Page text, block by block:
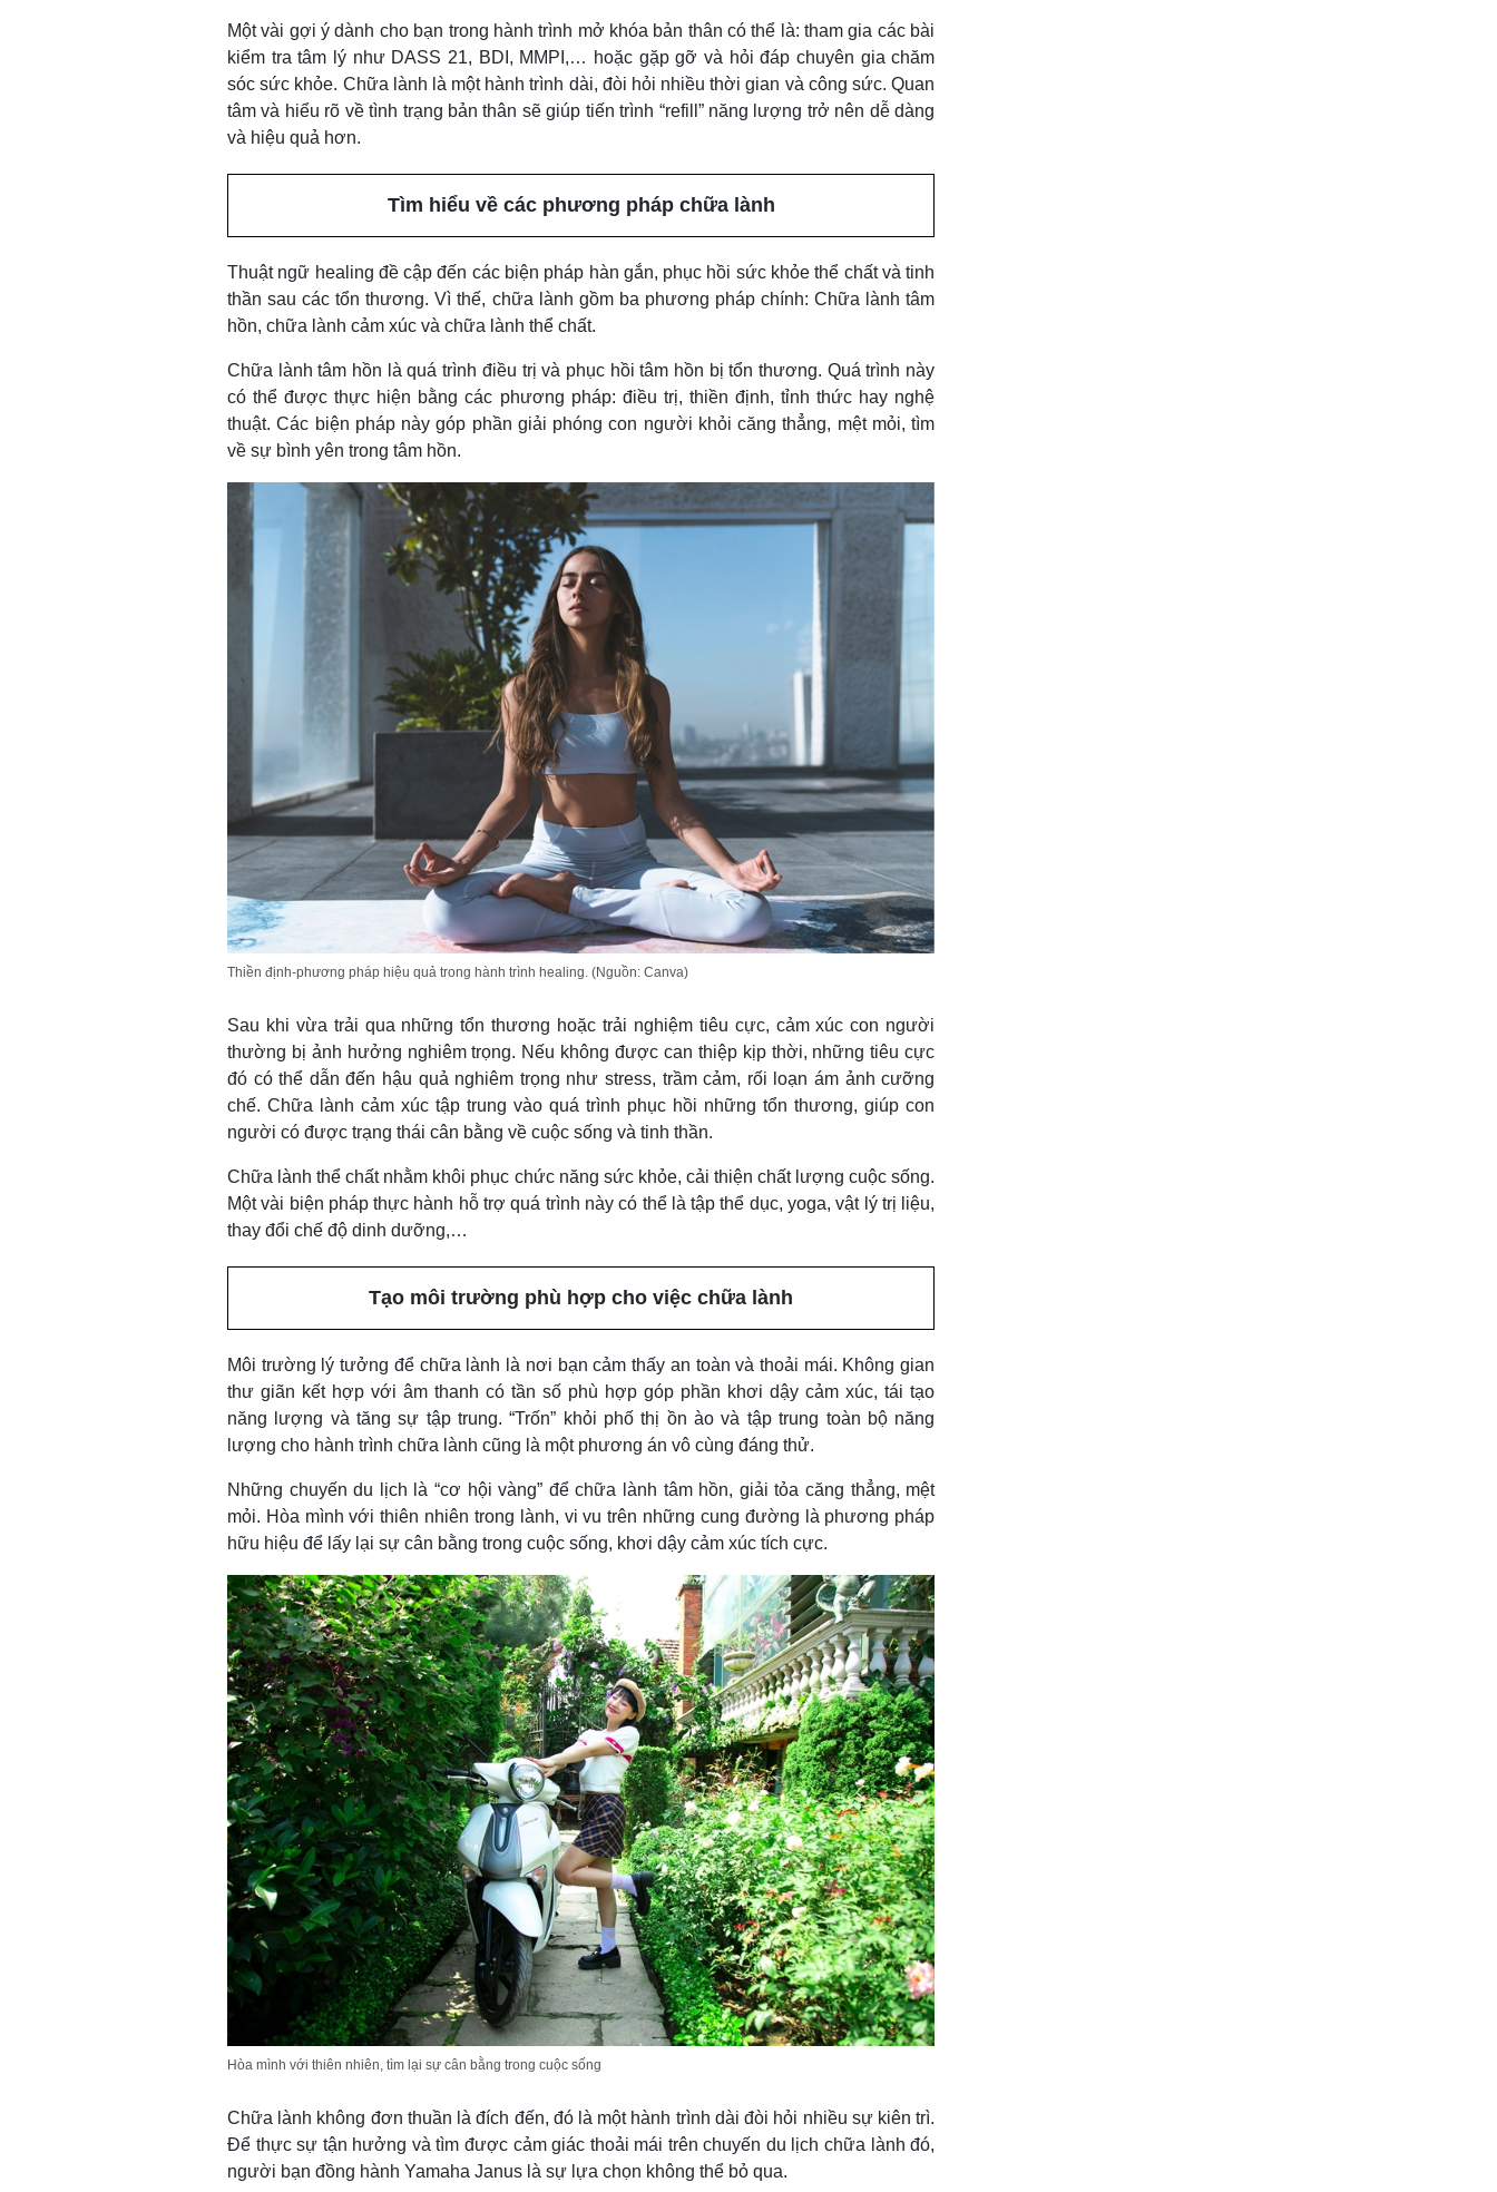
Một vài gợi ý dành cho bạn trong hành trình mở khóa bản thân có thể là: tham gia các bài
kiểm tra tâm lý như DASS 21, BDI, MMPI,… hoặc gặp gỡ và hỏi đáp chuyên gia chăm
sóc sức khỏe. Chữa lành là một hành trình dài, đòi hỏi nhiều thời gian và công sức. Quan
tâm và hiểu rõ về tình trạng bản thân sẽ giúp tiến trình “refill” năng lượng trở nên dễ dàng
và hiệu quả hơn.
Tìm hiểu về các phương pháp chữa lành
Thuật ngữ healing đề cập đến các biện pháp hàn gắn, phục hồi sức khỏe thể chất và tinh
thần sau các tổn thương. Vì thế, chữa lành gồm ba phương pháp chính: Chữa lành tâm
hồn, chữa lành cảm xúc và chữa lành thể chất.
Chữa lành tâm hồn là quá trình điều trị và phục hồi tâm hồn bị tổn thương. Quá trình này
có thể được thực hiện bằng các phương pháp: điều trị, thiền định, tỉnh thức hay nghệ
thuật. Các biện pháp này góp phần giải phóng con người khỏi căng thẳng, mệt mỏi, tìm
về sự bình yên trong tâm hồn.
Thiền định-phương pháp hiệu quả trong hành trình healing. (Nguồn: Canva)
Sau khi vừa trải qua những tổn thương hoặc trải nghiệm tiêu cực, cảm xúc con người
thường bị ảnh hưởng nghiêm trọng. Nếu không được can thiệp kịp thời, những tiêu cực
đó có thể dẫn đến hậu quả nghiêm trọng như stress, trầm cảm, rối loạn ám ảnh cưỡng
chế. Chữa lành cảm xúc tập trung vào quá trình phục hồi những tổn thương, giúp con
người có được trạng thái cân bằng về cuộc sống và tinh thần.
Chữa lành thể chất nhằm khôi phục chức năng sức khỏe, cải thiện chất lượng cuộc sống.
Một vài biện pháp thực hành hỗ trợ quá trình này có thể là tập thể dục, yoga, vật lý trị liệu,
thay đổi chế độ dinh dưỡng,…
Tạo môi trường phù hợp cho việc chữa lành
Môi trường lý tưởng để chữa lành là nơi bạn cảm thấy an toàn và thoải mái. Không gian
thư giãn kết hợp với âm thanh có tần số phù hợp góp phần khơi dậy cảm xúc, tái tạo
năng lượng và tăng sự tập trung. “Trốn” khỏi phố thị ồn ào và tập trung toàn bộ năng
lượng cho hành trình chữa lành cũng là một phương án vô cùng đáng thử.
Những chuyến du lịch là “cơ hội vàng” để chữa lành tâm hồn, giải tỏa căng thẳng, mệt
mỏi. Hòa mình với thiên nhiên trong lành, vi vu trên những cung đường là phương pháp
hữu hiệu để lấy lại sự cân bằng trong cuộc sống, khơi dậy cảm xúc tích cực.
Hòa mình với thiên nhiên, tìm lại sự cân bằng trong cuộc sống
Chữa lành không đơn thuần là đích đến, đó là một hành trình dài đòi hỏi nhiều sự kiên trì.
Để thực sự tận hưởng và tìm được cảm giác thoải mái trên chuyến du lịch chữa lành đó,
người bạn đồng hành Yamaha Janus là sự lựa chọn không thể bỏ qua.